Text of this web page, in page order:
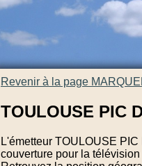
Revenir à la page
TOULOUSE PIC
L'émetteur TOULOUSE
couverture pour la